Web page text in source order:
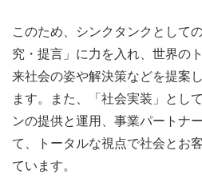
このため、シンクタンクとして
究・提言」に力を入れ、世界の
来社会の姿や解決策などを提案
ます。また、「社会実装」とし
ンの提供と運用、事業パートナ
て、トータルな視点で社会とお
ています。